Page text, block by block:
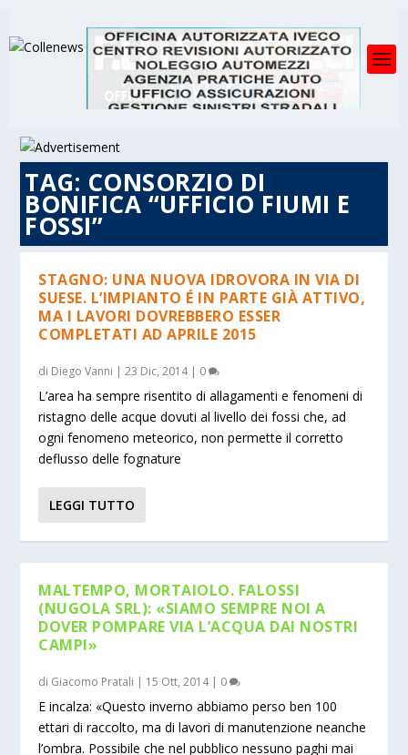
TAG: CONSORZIO DI
BONIFICA “UFFICIO FIUMI E
FOSSI”
STAGNO: UNA NUOVA IDROVORA IN VIA DI
SUESE. L’IMPIANTO É IN PARTE GIÀ ATTIVO,
MA I LAVORI DOVREBBERO ESSER
COMPLETATI AD APRILE 2015
di Diego Vanni |23 Dic, 2014| 0
L’area ha sempre risentito di allagamenti e fenomeni di
ristagno delle acque dovuti al livello dei fossi che, ad
ogni fenomeno meteorico, non permette il corretto
deflusso delle fognature
LEGGI TUTTO
MALTEMPO, MORTAIOLO. FALOSSI
(NUGOLA SRL): «SIAMO SEMPRE NOI A
DOVER POMPARE VIA L’ACQUA DAI NOSTRI
CAMPI»
di Giacomo Pratali | 15 Ott, 2014| 0
E incalza: «Questo inverno abbiamo perso ben 100
ettari di raccolto, ma di lavori di manutenzione neanche
l’ombra. Possibile che nel pubblico nessuno paghi mai